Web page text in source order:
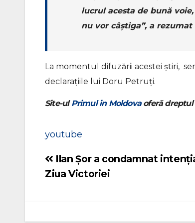
lucrul acesta de bună
nu vor câștiga”, a
La momentul difuzării acestei știri,
declarațiile lui Doru Petruți.
Site-ulPrimul in Moldovaoferă dreptul
youtube
Navigare
în
Ilan Șor a condamnat
Ziua Victoriei